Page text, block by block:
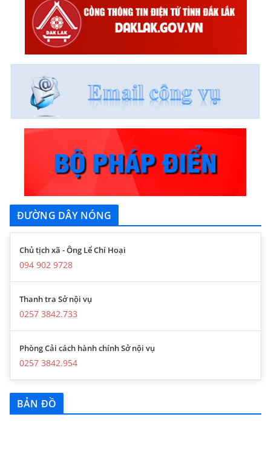
ĐƯỜNG DÂY NÓNG
Chủ tịch xã - Ông Lể Chí Hoại
094 902 9728
Thanh tra Sở nội vụ
0257 3842.733
Phòng Cải cách hành chính Sở nội vụ
0257 3842.954
BẢN ĐỒ